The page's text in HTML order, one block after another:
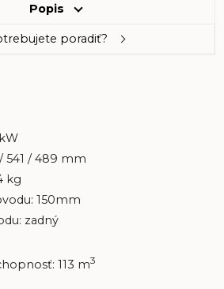
Popis
poradiť?
541 / 489 mm
kg
150mm
zadný
113 m3